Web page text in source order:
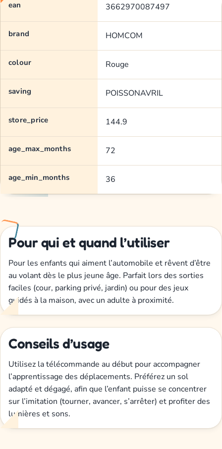
ean 3662970087497
brand HOMCOM
colour Rouge
saving POISSONAVRIL
store_price 144.9
age_max_months 72
age_min_months 36
Pour qui et quand l’utiliser
Pour les enfants qui aiment l’automobile et rêvent d’être
au volant dès le plus jeune âge. Parfait lors des sorties
faciles (cour, parking privé, jardin) ou pour des jeux
guidés à la maison, avec un adulte à proximité.
Conseils d’usage
Utilisez la télécommande au début pour accompagner
l’apprentissage des déplacements. Préférez un sol
adapté et dégagé, afin que l’enfant puisse se concentrer
sur l’imitation (tourner, avancer, s’arrêter) et profiter des
lumières et sons.